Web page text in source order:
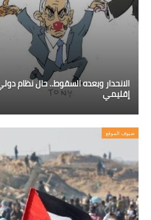
الانحدار وبعده السقوط.. حال نظام
إقليمي
ضيوف الموقع